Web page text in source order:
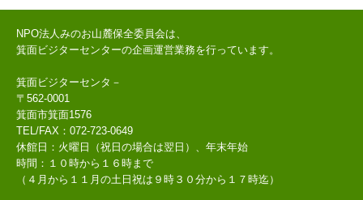
NPO法人みのお山麓保全委員会は、
箕面ビジターセンターの企画運営業務を行っています。
箕面ビジターセンタ－
〒562-0001
箕面市箕面1576
TEL/FAX：072-723-0649
休館日：火曜日（祝日の場合は翌日）、年末年始
時間：１０時から１６時まで
（４月から１１月の土日祝は９時３０分から１７時迄）